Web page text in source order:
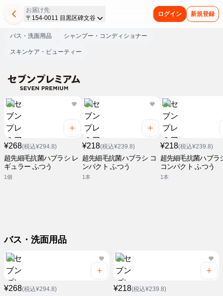
お届け先
〒154-0011 目黒区碑文谷
ログイン 新規登録
バス・洗面用品 シャンプー・コンディショナー
スキンケア・ビューティー
¥268(税込¥294.8)
超先細毛抗菌ハブラシ レ
ギュラー ふつう
1個
¥218(税込¥239.8)
超先細毛抗菌ハブラシ コ
ンパクト ふつう
1本
¥218(税込¥239.8)
超先細毛抗菌ハブラ
コンパクト ふつう
1本
バス・洗面用品
¥268(税込¥294.8) ¥218(税込¥239.8)